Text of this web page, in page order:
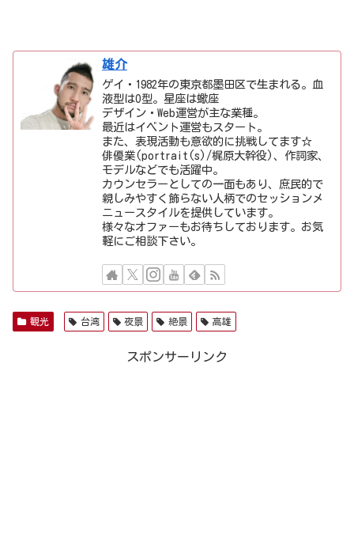
雄介
ゲイ・1982年の東京都墨田区で生まれる。血
液型はO型。星座は蠍座
デザイン・Web運営が主な業種。
最近はイベント運営もスタート。
また、表現活動も意欲的に挑戦してます☆
俳優業(portrait(s)/梶原大幹役)、作詞家、
モデルなどでも活躍中。
カウンセラーとしての一面もあり、庶民的で
親しみやすく飾らない人柄でのセッションメ
ニュースタイルを提供しています。
様々なオファーもお待ちしております。お気
軽にご相談下さい。
観光 台湾 夜景 絶景 高雄
スポンサーリンク